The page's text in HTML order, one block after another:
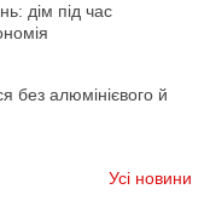
дім під час
без алюмінієвого й
Усі новини